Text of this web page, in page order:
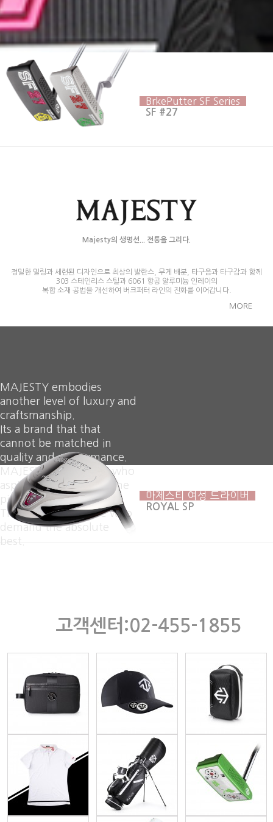
BrkePutter SF Series
SF #27
Majesty의 생명선... 전통을 그리다.
정밀한 밀링과 세련된 디자인으로 최상의 발란스, 무게 배분, 타구음과 타구감과 함께
303 스테인리스 스틸과 6061 항공 알루미늄 인레이의
복합 소재 공법을 개선하여 버크퍼터 라인의 진화를 이어갑니다.
MORE
MAJESTY embodies
another level of luxury and
craftsmanship.
Its a brand that that
cannot be matched in
quality and performance.
MAJESTY is for those who
aspire for excellence. The
pioneers.
The explorers. Those who
demand the absolute
best.
마제스티 여성 드라이버
ROYAL SP
고객센터:02-455-1855